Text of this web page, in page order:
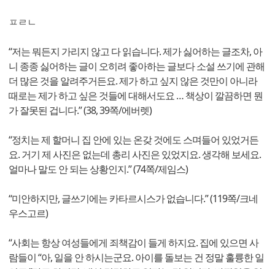
ㅍㄹㄴ
“저는 뭐든지 가리지 않고 다 읽습니다. 제가 싫어하는 글조차, 아
니 종종 싫어하는 글이 오히려 좋아하는 글보다 소설 쓰기에 관해
더 많은 것을 알려주거든요. 제가 하고 싶지 않은 것만이 아니라
때로는 제가 하고 싶은 것들에 대해서도요 … 책상이 깔끔하면 뭔
가 잘못된 겁니다.” (38, 39쪽/에버렛)
“정치는 제 할머니 집 안에 있는 온갖 것에도 스며들어 있었거든
요. 거기 제 사진은 없는데 총리 사진은 있었지요. 생각해 보세요.
얼마나 말도 안 되는 상황인지.” (74쪽/제임스)
“미안하지만, 글쓰기에는 카타르시스가 없습니다.” (119쪽/크네
우스고르)
“사회는 항상 여성들에게 죄책감이 들게 하지요. 집에 있으면 사
람들이 “아, 일을 안 하시는군요. 아이를 돌보는 건 정말 훌륭한 일